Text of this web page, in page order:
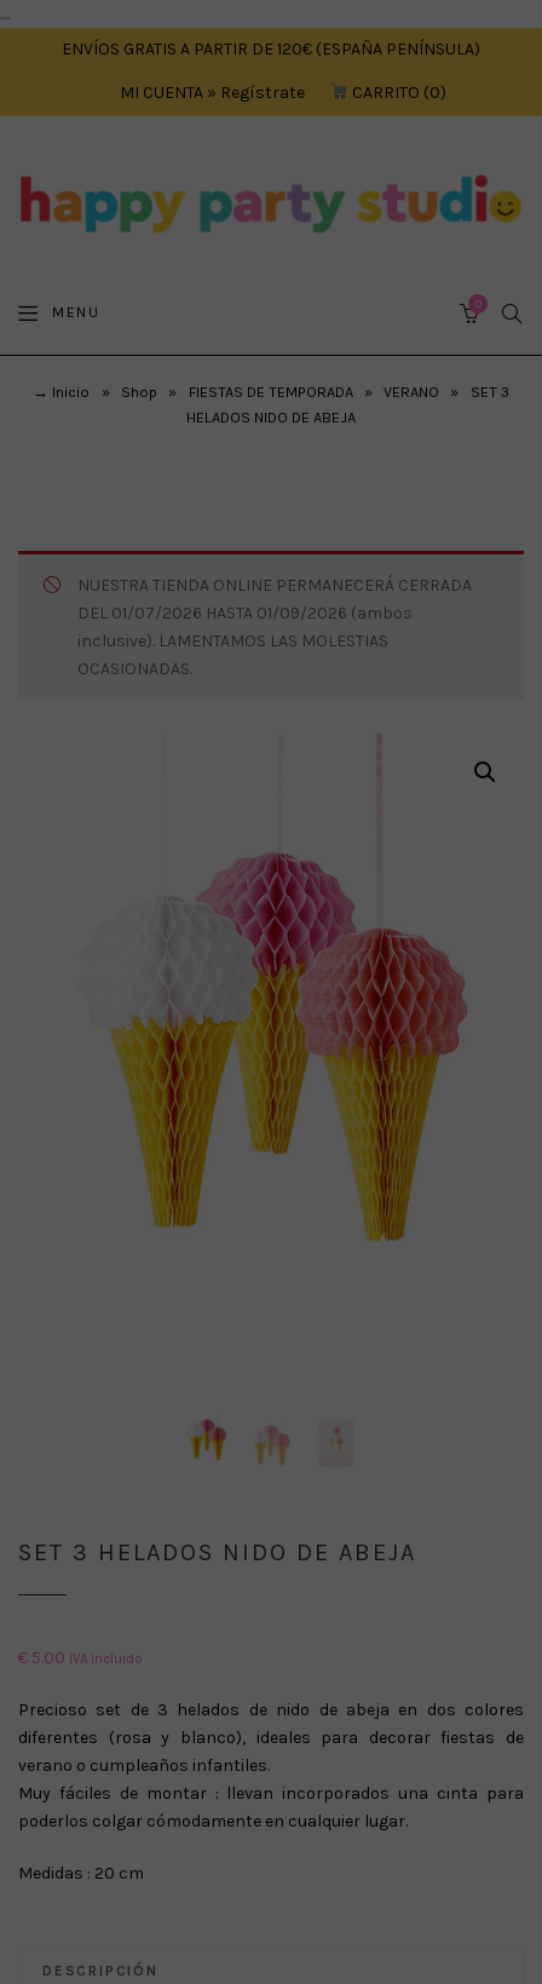
....
ENVÍOS GRATIS A PARTIR DE 120€ (ESPAÑA PENÍNSULA)
MI CUENTA » Regístrate CARRITO 0
MENU 0
→ Inicio » Shop » FIESTAS DE TEMPORADA » VERANO »
SET 3
HELADOS NIDO DE ABEJA
NUESTRA TIENDA ONLINE PERMANECERÁ CERRADA
DEL 01/07/2026 HASTA 01/09/2026 (ambos
inclusive). LAMENTAMOS LAS MOLESTIAS
OCASIONADAS.
SET 3 HELADOS NIDO DE ABEJA
€ 5.00 IVA Incluido
Precioso set de 3 helados de nido de abeja en dos colores
diferentes (rosa y blanco), ideales para decorar fiestas de
verano o cumpleaños infantiles.
Muy fáciles de montar : llevan incorporados una cinta para
poderlos colgar cómodamente en cualquier lugar.
Medidas : 20 cm
DESCRIPCIÓN